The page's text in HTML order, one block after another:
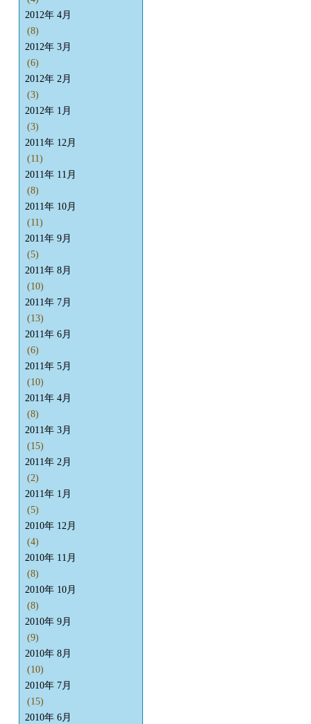
2012年 4月
(8)
2012年 3月
(6)
2012年 2月
(3)
2012年 1月
(3)
2011年 12月
(11)
2011年 11月
(8)
2011年 10月
(11)
2011年 9月
(5)
2011年 8月
(10)
2011年 7月
(13)
2011年 6月
(6)
2011年 5月
(10)
2011年 4月
(8)
2011年 3月
(15)
2011年 2月
(2)
2011年 1月
(5)
2010年 12月
(4)
2010年 11月
(8)
2010年 10月
(8)
2010年 9月
(9)
2010年 8月
(10)
2010年 7月
(15)
2010年 6月